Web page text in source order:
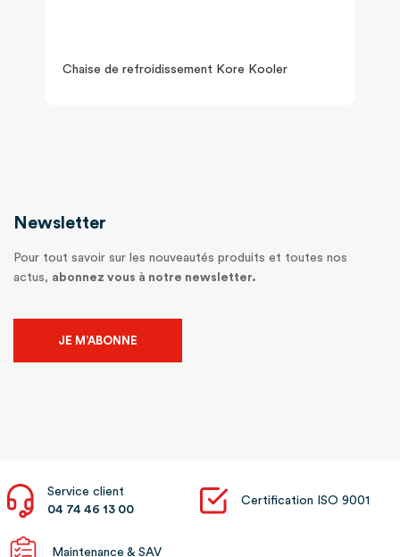
Chaise de refroidissement Kore Kooler
Newsletter
Pour tout savoir sur les nouveautés produits et toutes nos
actus, abonnez vous à notre newsletter.
JE M’ABONNE
Service client
04 74 46 13 00
Certification ISO 9001
Maintenance & SAV